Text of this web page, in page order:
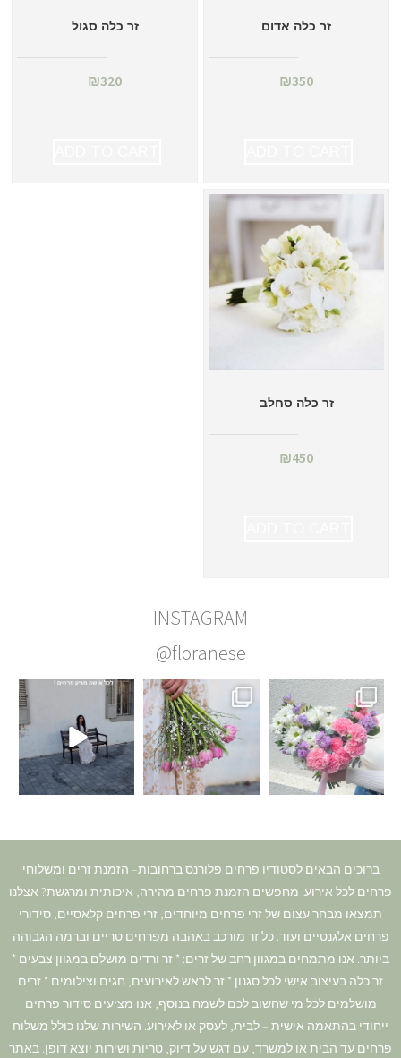
זר כלה אדום
₪350
זר כלה סגול
₪320
זר כלה סחלב
₪450
INSTAGRAM
@floranese
ברוכים הבאים לסטודיו פרחים פלורנס ברחובות– הזמנת זרים ומשלוחי
פרחים לכל אירוע! מחפשים הזמנת פרחים מהירה, איכותית ומרגשת? אצלנו
תמצאו מבחר עצום של זרי פרחים מיוחדים, זרי פרחים קלאסיים, סידורי
פרחים אלגנטיים ועוד. כל זר מורכב באהבה מפרחים טריים וברמה הגבוהה
ביותר. אנו מתמחים במגוון רחב של זרים: * זר ורדים מושלם במגוון צבעים *
זר כלה בעיצוב אישי לכל סגנון * זר לראש לאירועים, חגים וצילומים * זרים
מושלמים לכל מי שחשוב לכם לשמח בנוסף, אנו מציעים סידור פרחים
ייחודי בהתאמה אישית – לבית, לעסק או לאירוע. השירות שלנו כולל משלוח
פרחים עד הבית או למשרד, עם דגש על דיוק, טריות ושירות יוצא דופן. באתר